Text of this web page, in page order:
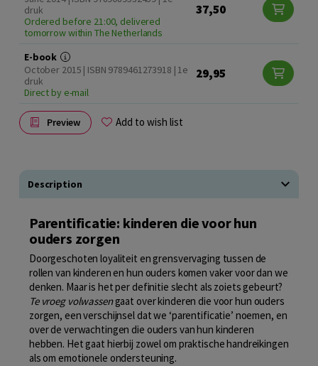
druk
Ordered before 21:00, delivered
tomorrow within The Netherlands
37,50
E-book
October 2015 | ISBN 9789461273918 | 1e
druk
Direct by e-mail
29,95
Preview Add to wish list
Description
Parentificatie: kinderen die voor hun
ouders zorgen
Doorgeschoten loyaliteit en grensvervaging tussen de
rollen van kinderen en hun ouders komen vaker voor dan we
denken. Maar is het per definitie slecht als zoiets gebeurt?
Te vroeg volwassengaat over kinderen die voor hun ouders
zorgen, een verschijnsel dat we ‘parentificatie’ noemen, en
over de verwachtingen die ouders van hun kinderen
hebben. Het gaat hierbij zowel om praktische handreikingen
als om emotionele ondersteuning.